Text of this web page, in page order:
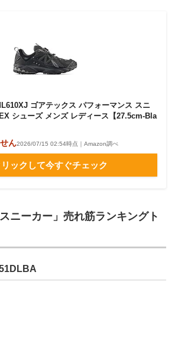
ゴアテックス パフォーマンス スニ
シューズ メンズ レディース【27.5cm-Bla
ん2026/07/15 02:54時点｜Amazon調べ
ックして今すぐチェック
ニーカー」売れ筋ランキングト